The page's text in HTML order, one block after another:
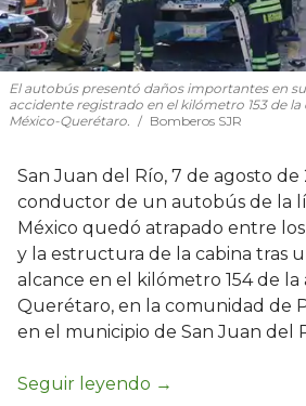
El autobús presentó daños importantes en
accidente registrado en el kilómetro 153 de
México-Querétaro.
Bomberos SJR
San Juan del Río, 7 de agosto de
conductor de un autobús de la
México quedó atrapado entre
y la estructura de la cabina tras
alcance en el kilómetro 154 de
Querétaro, en la comunidad de
en el municipio de San Juan del